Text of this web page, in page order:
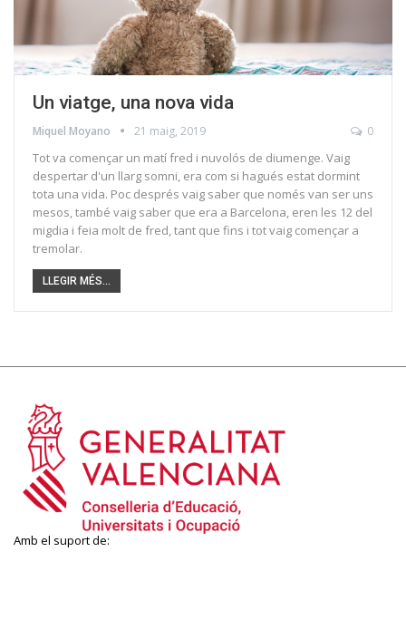
Un viatge, una nova vida
Miquel Moyano 21 maig, 2019 0
Tot va començar un matí fred i nuvolós de diumenge. Vaig
despertar d'un llarg somni, era com si hagués estat dormint
tota una vida. Poc després vaig saber que només van ser uns
mesos, també vaig saber que era a Barcelona, eren les 12 del
migdia i feia molt de fred, tant que fins i tot vaig començar a
tremolar.
LLEGIR MÉS...
Amb el suport de: